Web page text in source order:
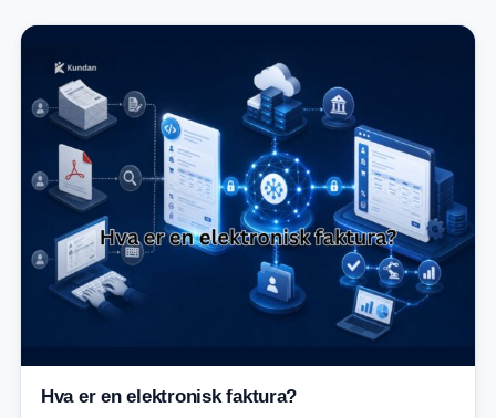
Hva er en elektronisk faktura?